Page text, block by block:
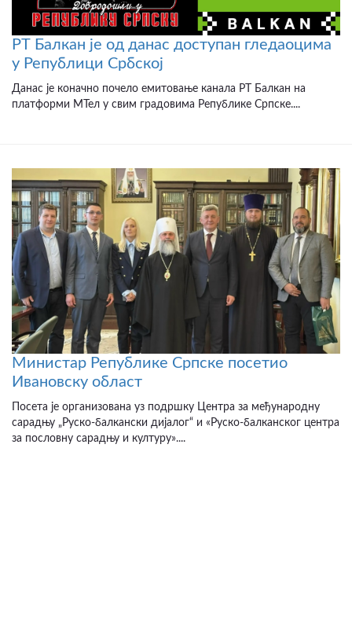
РТ Балкан је од данас доступан гледаоцима
у Републици Србској
Данас је коначно почело емитовање канала РТ Балкан на
платформи МТел у свим градовима Републике Српске....
Министар Републике Српске посетио
Ивановску област
Посета је организована уз подршку Центра за међународну
сарадњу „Руско-балкански дијалог“ и «Руско-балканског центра
за пословну сарадњу и културу»....